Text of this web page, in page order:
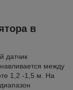
в
датчик
между
1,2 -1,5 м. На